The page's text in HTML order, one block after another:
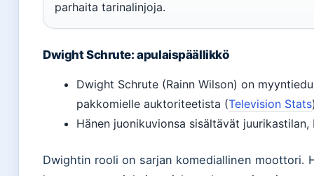
parhaita tarinalinjoja.
Dwight Schrute: apulaispäällikkö
Dwight Schrute (Rainn Wilson) on
pakkomielle auktoriteetista (Television Stats
Hänen juonikuvionsa sisältävät
Dwightin rooli on sarjan komediallinen moottori.